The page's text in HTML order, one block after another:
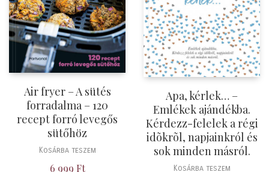
Air fryer – A sütés
forradalma – 120
recept forró levegős
sütőhöz
Kosárba teszem
6 999 Ft
Apa, kérlek… –
Emlékek ajándékba.
Kérdezz-felelek a régi
idõkrõl, napjainkról és
sok minden másról.
Kosárba teszem